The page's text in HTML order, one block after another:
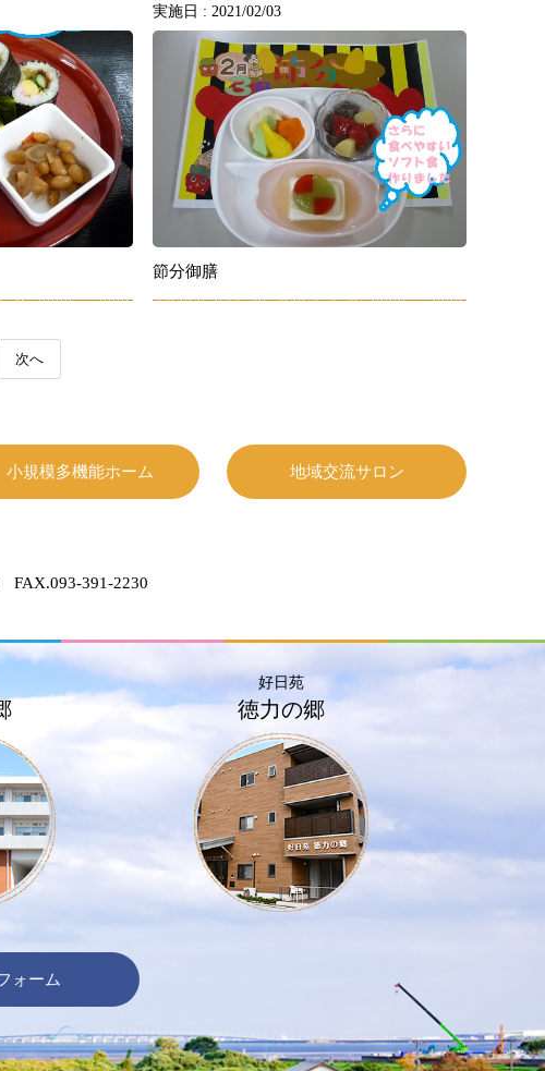
実施日 : 2021/02/03
節分御膳
次へ
小規模多機能ホーム 地域交流サロン
FAX.093-391-2230
好日苑
徳力の郷
ォーム